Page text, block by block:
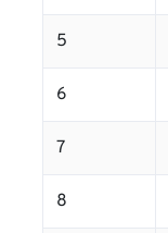
5
6
7
8